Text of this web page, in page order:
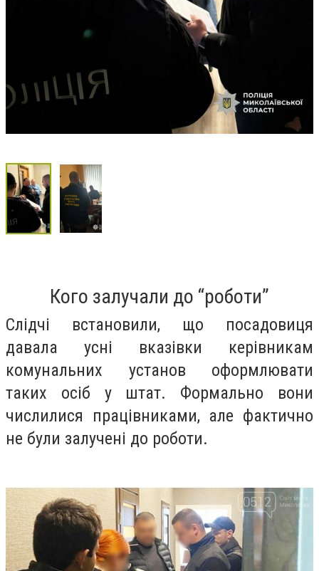
Кого залучали до “роботи”
Слідчі встановили, що посадовиця
давала усні вказівки керівникам
комунальних установ оформлювати
таких осіб у штат. Формально вони
числилися працівниками, але фактично
не були залучені до роботи.